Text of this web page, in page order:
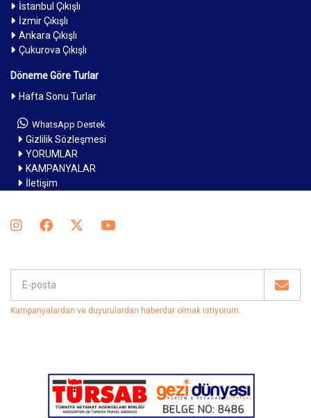
İstanbul Çıkışlı
İzmir Çıkışlı
Ankara Çıkışlı
Çukurova Çıkışlı
Döneme Göre Turlar
Hafta Sonu Turlar
WhatsApp Destek
Gizlilik Sözleşmesi
YORUMLAR
KAMPANYALAR
İletişim
Kampanyalardan ve duyurulardan haberdar olmak istiyorum.